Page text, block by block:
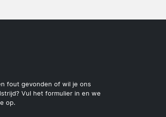
fout gevonden of wil je ons
Vul het formulier in en we
op.